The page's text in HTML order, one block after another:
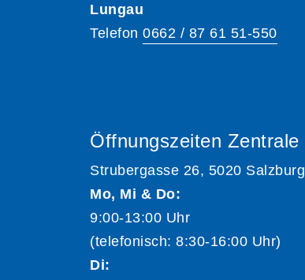
Lungau
Telefon 0662 / 87 61 51-550
Öffnungszeiten Zentrale
Strubergasse 26, 5020 Salzburg
Mo, Mi & Do:
9:00-13:00 Uhr
(telefonisch: 8:30-16:00 Uhr)
Di: